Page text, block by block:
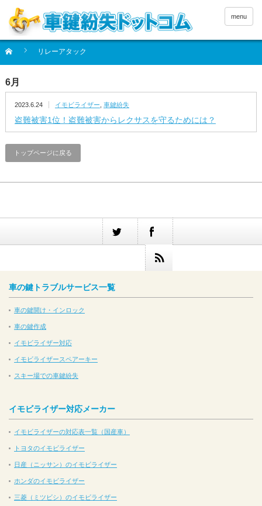
menu
リレーアタック
6月
2023.6.24 イモビライザー 車鍵紛失
盗難被害1位！盗難被害からレクサスを守るためには？
トップページに戻る
車の鍵トラブルサービス一覧
車の鍵開け・インロック
車の鍵作成
イモビライザー対応
イモビライザースペアーキー
スキー場での車鍵紛失
イモビライザー対応メーカー
イモビライザーの対応表一覧（国産車）
トヨタのイモビライザー
日産（ニッサン）のイモビライザー
ホンダのイモビライザー
三菱（ミツビシ）のイモビライザー